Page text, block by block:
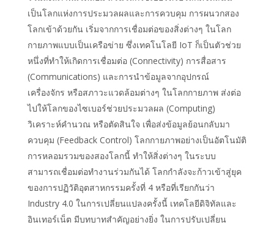
เป็นโลกแห่งการประมวลผลและการควบคุม การผนวกสอง
โลกเข้าด้วยกัน เริ่มจากการเชื่อมต่อของสิ่งต่างๆ ในโลก
กายภาพแบบเป็นเครือข่าย ซึ่งเทคโนโลยี IoT ก็เป็นตัวช่วย
หนึ่งที่ทำให้เกิดการเชื่อมต่อ (Connectivity) การสื่อสาร
(Communications) และการนำข้อมูลจากอุปกรณ์
เครื่องจักร หรือสภาวะแวดล้อมต่างๆ ในโลกกายภาพ ส่งต่อ
ไปให้โลกของไซเบอร์ช่วยประมวลผล (Computing)
วิเคราะห์คำนวณ หรือตัดสินใจ เพื่อส่งข้อมูลย้อนกลับมา
ควบคุม (Feedback Control) โลกกายภาพอย่างเป็นอัตโนมัติ
การหลอมรวมของสองโลกนี้ ทำให้สิ่งต่างๆ ในระบบ
สามารถเชื่อมต่อทำงานร่วมกันได้ โลกกำลังจะก้าวเข้าสู่ยุค
ของการปฏิวัติอุตสาหกรรมครั้งที่ 4 หรือที่เรียกกันว่า
Industry 4.0 ในการเปลี่ยนแปลงครั้งนี้ เทคโลยีดิจิทัลและ
อินเทอร์เน็ต มีบทบาทสำคัญอย่างยิ่ง ในการปรับเปลี่ยน